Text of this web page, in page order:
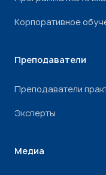
Корпоративное
Преподаватели
Преподаватели
Эксперты
Медиа